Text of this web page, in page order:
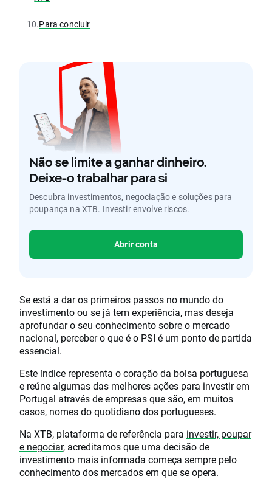
10.Para concluir
Não se limite a ganhar dinheiro.
Deixe-o trabalhar para si
Descubra investimentos, negociação e soluções para
poupança na XTB. Investir envolve riscos.
Abrir conta
Se está a dar os primeiros passos no mundo do
investimento ou se já tem experiência, mas deseja
aprofundar o seu conhecimento sobre o mercado
nacional, perceber o que é o PSI é um ponto de partida
essencial.
Este índice representa o coração da bolsa portuguesa
e reúne algumas das melhores ações para investir em
Portugal através de empresas que são, em muitos
casos, nomes do quotidiano dos portugueses.
Na XTB, plataforma de referência para investir, poupar
e negociar, acreditamos que uma decisão de
investimento mais informada começa sempre pelo
conhecimento dos mercados em que se opera.